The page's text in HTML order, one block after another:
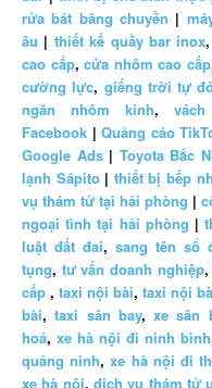
rửa bát băng chuyền |
âu | thiết kế quầy bar inox,
cao cấp, cửa nhôm cao cấp
cường lực, giếng trời tự
ngăn nhôm kính,
Facebook |Quảng cáo
Google Ads| Toyota Bắc
lạnh Sápito | thiết bị bếp
vụ thám tử tại hải phòng |
ngoại tình tại hải phòng |
luật đất đai, sang tên sổ
tụng, tư vấn doanh nghiệp
cấp , taxi nội bài, taxi nội
bài,taxi sân bay,xe sân
hoá, xe hà nội đi ninh bình
quảng ninh,xe hà nội đi
xe hà nội,dịch vụ thám tử